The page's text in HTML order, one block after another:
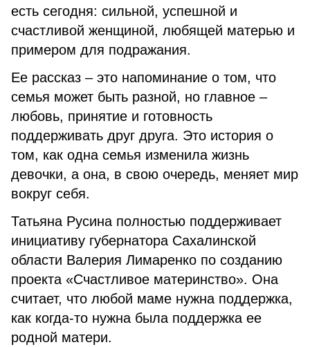
есть сегодня: сильной, успешной и
счастливой женщиной, любящей матерью и
примером для подражания.
Ее рассказ – это напоминание о том, что
семья может быть разной, но главное –
любовь, принятие и готовность
поддерживать друг друга. Это история о
том, как одна семья изменила жизнь
девочки, а она, в свою очередь, меняет мир
вокруг себя.
Татьяна Русина полностью поддерживает
инициативу губернатора Сахалинской
области Валерия Лимаренко по созданию
проекта «Счастливое материнство». Она
считает, что любой маме нужна поддержка,
как когда-то нужна была поддержка ее
родной матери.